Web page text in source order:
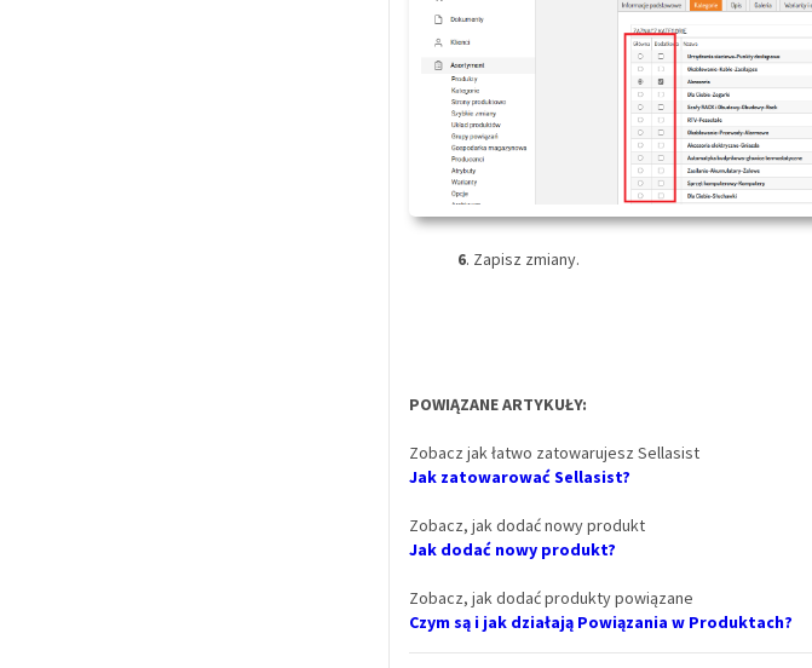
6. Zapisz zmiany.
POWIĄZANE ARTYKUŁY:
Zobacz jak łatwo zatowarujesz Sellasist
Jak zatowarować Sellasist?
Zobacz, jak dodać nowy produkt
Jak dodać nowy produkt?
Zobacz, jak dodać produkty powiązane
Czym są i jak działają Powiązania w Produktach?